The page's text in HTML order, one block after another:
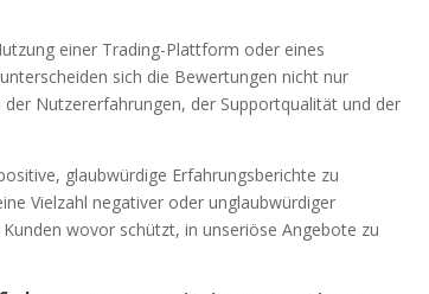
einer Trading-Plattform oder eines
sich die Bewertungen nicht nur
Nutzererfahrungen, der Supportqualität und der
glaubwürdige Erfahrungsberichte zu
Vielzahl negativer oder unglaubwürdiger
wovor schützt, in unseriöse Angebote zu